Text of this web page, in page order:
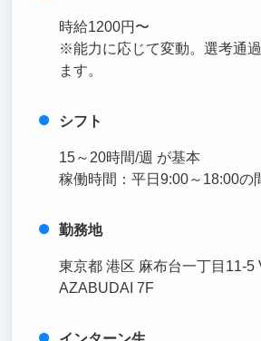
時給1200円〜
※能力に応じて変動。選考通
ます。
シフト
15～20時間/週 が基本
稼働時間：平日9:00～18:00の
勤務地
東京都 港区 麻布台一丁目11-5
AZABUDAI 7F